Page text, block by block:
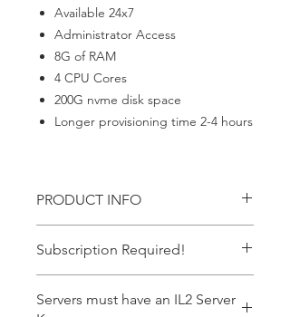
Available 24x7
Administrator Access
8G of RAM
4 CPU Cores
200G nvme disk space
Longer provisioning time 2-4 hours
PRODUCT INFO
Subscription Required!
subscription. If your payment failes it
Servers must have an IL2 Server